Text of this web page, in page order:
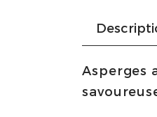
Asperges